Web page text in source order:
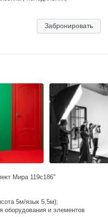
Забронировать
Мира 119с186"
5м/язык 5,5м);
и элементов